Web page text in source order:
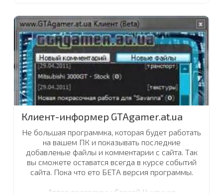
Клиент-информер GTAgamer.at.ua
Не большая программка, которая будет работать
на вашем ПК и показывать последние
добавленые файлы и комментарии с сайта. Так
вы сможете оставатся всегда в курсе событий
сайта. Пока что ето БЕТА версия программы.
Автор программы Сергей Кухтинов